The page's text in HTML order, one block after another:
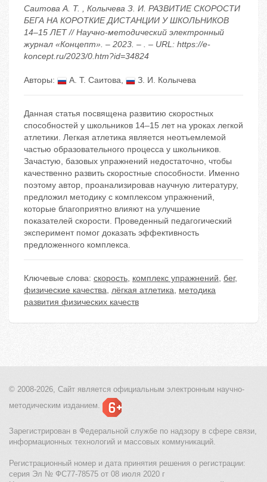
Саитова А. Т. , Колычева З. И. РАЗВИТИЕ СКОРОСТИ
БЕГА НА КОРОТКИЕ ДИСТАНЦИИ У ШКОЛЬНИКОВ
14–15 ЛЕТ // Научно-методический электронный
журнал «Концепт». – 2023. – . – URL: https://e-
koncept.ru/2023/0.htm?id=34824
Авторы: А. Т. Саитова, З. И. Колычева
Данная статья посвящена развитию скоростных
способностей у школьников 14–15 лет на уроках легкой
атлетики. Легкая атлетика является неотъемлемой
частью образовательного процесса у школьников.
Зачастую, базовых упражнений недостаточно, чтобы
качественно развить скоростные способности. Именно
поэтому автор, проанализировав научную литературу,
предложил методику с комплексом упражнений,
которые благоприятно влияют на улучшение
показателей скорости. Проведенный педагогический
эксперимент помог доказать эффективность
предложенного комплекса.
Ключевые слова: скорость, комплекс упражнений, бег,
физические качества, лёгкая атлетика, методика
развития физических качеств
© 2008-2026, Сайт является официальным электронным научно-
методическим изданием.
Зарегистрирован в Федеральной службе по надзору в сфере связи,
информационных технологий и массовых коммуникаций.
Регистрационный номер и дата принятия решения о регистрации:
серия Эл № ФС77-78575 от 08 июля 2020 г